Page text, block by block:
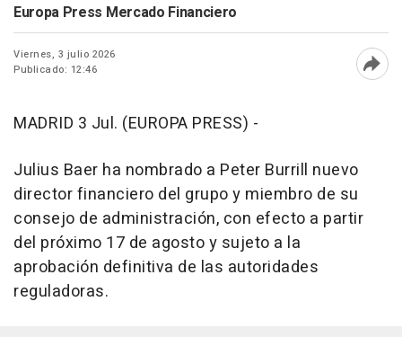
Europa Press Mercado Financiero
Viernes, 3 julio 2026
Publicado: 12:46
MADRID 3 Jul. (EUROPA PRESS) -
Julius Baer ha nombrado a Peter Burrill nuevo
director financiero del grupo y miembro de su
consejo de administración, con efecto a partir
del próximo 17 de agosto y sujeto a la
aprobación definitiva de las autoridades
reguladoras.